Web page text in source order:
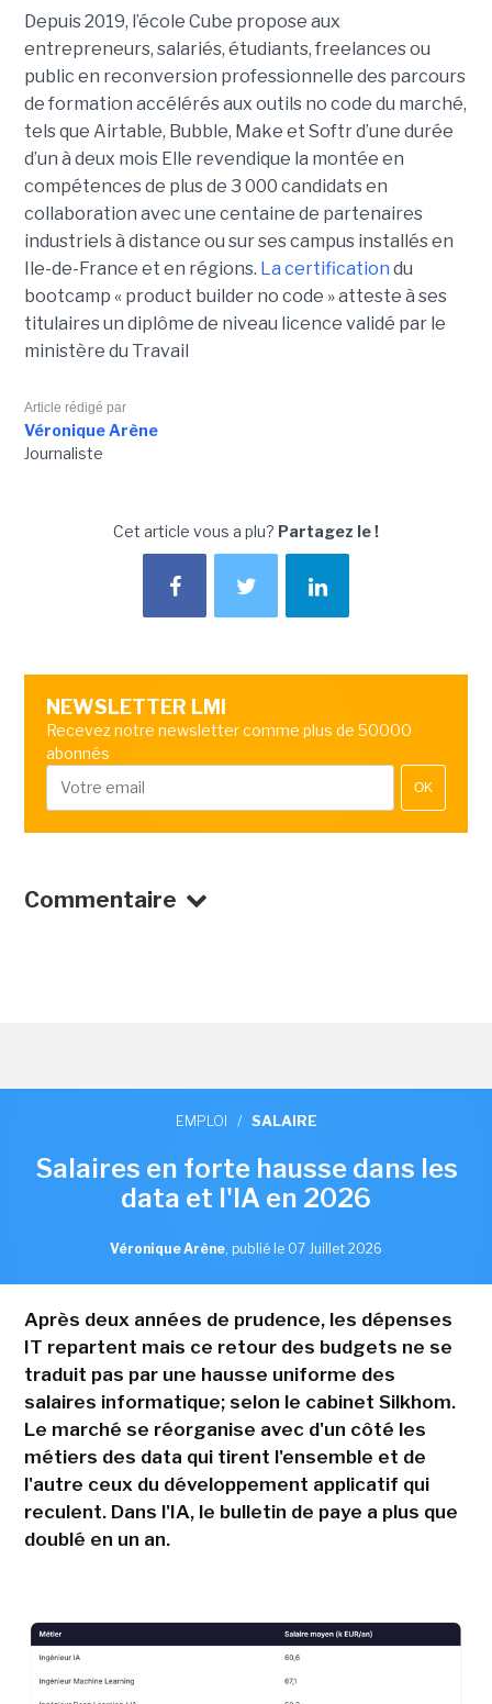
Depuis 2019, l’école Cube propose aux
entrepreneurs, salariés, étudiants, freelances ou
public en reconversion professionnelle des parcours
de formation accélérés aux outils no code du marché,
tels que Airtable, Bubble, Make et Softr d’une durée
d’un à deux mois Elle revendique la montée en
compétences de plus de 3 000 candidats en
collaboration avec une centaine de partenaires
industriels à distance ou sur ses campus installés en
Ile-de-France et en régions. La certification du
bootcamp « product builder no code » atteste à ses
titulaires un diplôme de niveau licence validé par le
ministère du Travail
Article rédigé par
Véronique Arène
Journaliste
Cet article vous a plu? Partagez le !
NEWSLETTER LMI
Recevez notre newsletter comme plus de 50000
abonnés
OK
Commentaire
EMPLOI / SALAIRE
Salaires en forte hausse dans les
data et l'IA en 2026
Véronique Arène, publié le 07 Juillet 2026
Après deux années de prudence, les dépenses
IT repartent mais ce retour des budgets ne se
traduit pas par une hausse uniforme des
salaires informatique; selon le cabinet Silkhom.
Le marché se réorganise avec d'un côté les
métiers des data qui tirent l'ensemble et de
l'autre ceux du développement applicatif qui
reculent. Dans l'IA, le bulletin de paye a plus que
doublé en un an.